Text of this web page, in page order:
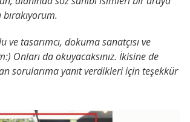
tasarımcı, dokuma sanatçısı ve
Onları da okuyacaksınız. İkisine de
sorularıma yanıt verdikleri için teşekkür